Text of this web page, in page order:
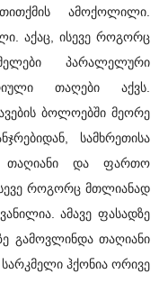
ამოქოლილი.
აქაც, ისევე როგორც
პარალელური
თაღები აქვს.
ბოლოებში მეორე
სამხრეთისა
თაღიანი და ფართო
როგორც მთლიანად
ამავე ფასადზე
გამოვლინდა თაღიანი
ჰქონია ორივე